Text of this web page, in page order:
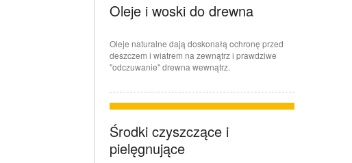
Oleje i woski do drewna
Oleje naturalne dają doskonałą ochronę przed
deszczem i wiatrem na zewnątrz i prawdziwe
"odczuwanie" drewna wewnątrz.
Środki czyszczące i
pielęgnujące